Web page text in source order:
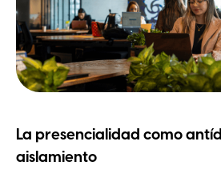
La presencialidad como
aislamiento